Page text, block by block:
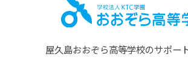
屋久島おおぞら⾼等学校のサポー